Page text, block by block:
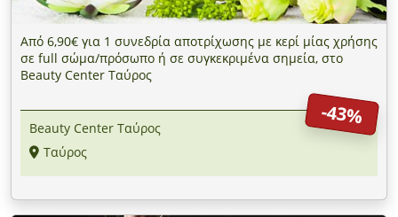
Από 6,90€ για 1 συνεδρία αποτρίχωσης με κερί μίας χρήσης
σε full σώμα/πρόσωπο ή σε συγκεκριμένα σημεία, στο
Beauty Center Ταύρος
-43%
Beauty Center Ταύρος
Ταύρος